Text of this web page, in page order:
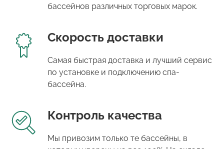
бассейнов различных торговых марок.
Скорость доставки
Самая быстрая доставка и лучший сервис
по установке и подключению спа-
бассейна.
Контроль качества
Мы привозим только те бассейны, в